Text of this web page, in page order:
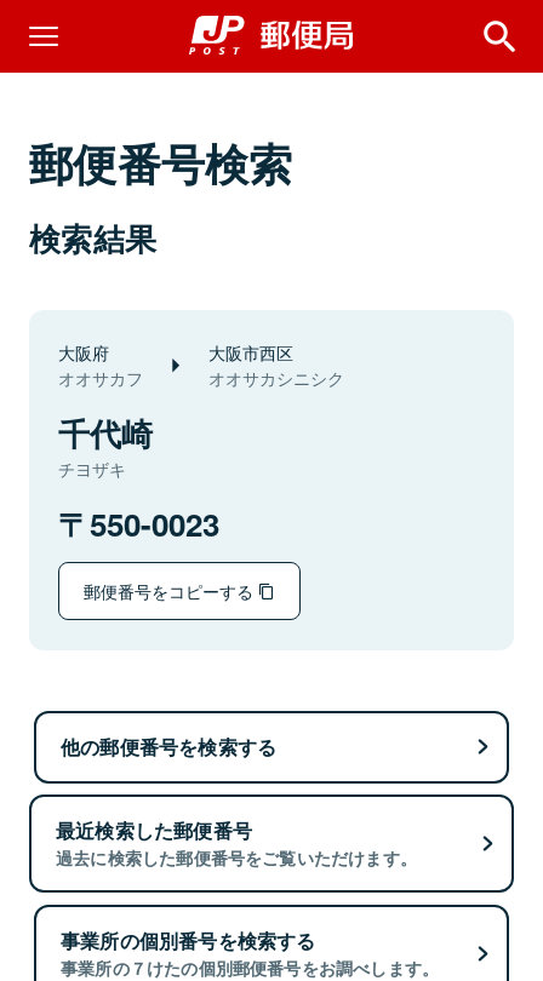
郵便番号検索
検索結果
大阪府
オオサカフ
大阪市西区
オオサカシニシク
千代崎
チヨザキ
550-0023
郵便番号をコピーする
他の郵便番号を検索する
最近検索した郵便番号
過去に検索した郵便番号をご覧いただけます。
事業所の個別番号を検索する
事業所の７けたの個別郵便番号をお調べします。